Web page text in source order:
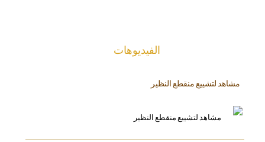
الفیدیوهات
مشاهد لتشييع منقطع النظير